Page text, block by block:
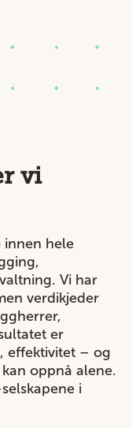
vi
innen hele
Vi har
verdikjeder
er
effektivitet – og
oppnå alene.
i